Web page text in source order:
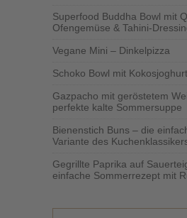
Superfood Buddha Bowl mit
Ofengemüse & Tahini-
Vegane Mini – Dinkelpizza
Schoko Bowl mit Kokosjoghurt
Gazpacho mit geröstetem
perfekte kalte Sommersuppe
Bienenstich Buns – die
Variante des
Gegrillte Paprika auf
einfache Sommerrezept mit